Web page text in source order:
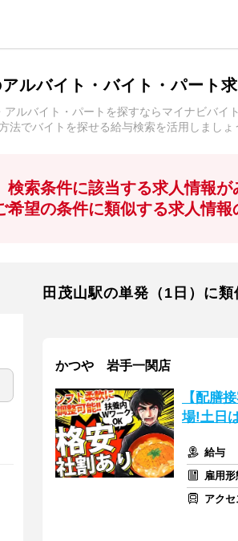
ルバイト・バイト・パート
ルバイト・パートを探すならマイナビバ
法でバイトを探せる給与検索を活用しましょ
検索条件に該当する求人情報が
希望の条件に類似する求人情報
田茂山駅の単発（1日）に
かつや 岩手一関店
【配膳
場!土日
給与
雇用形
アクセ